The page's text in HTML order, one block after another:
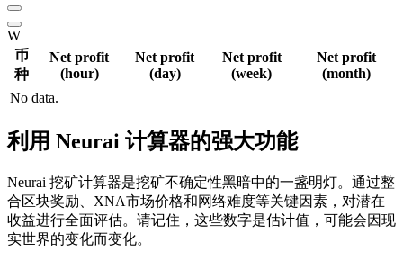
W
币
种
Net profit
(hour)
Net profit
(day)
Net profit
(week)
Net profit
(month)
No data.
利用 Neurai 计算器的强大功能
Neurai 挖矿计算器是挖矿不确定性黑暗中的一盏明灯。通过整
合区块奖励、XNA市场价格和网络难度等关键因素，对潜在
收益进行全面评估。请记住，这些数字是估计值，可能会因现
实世界的变化而变化。